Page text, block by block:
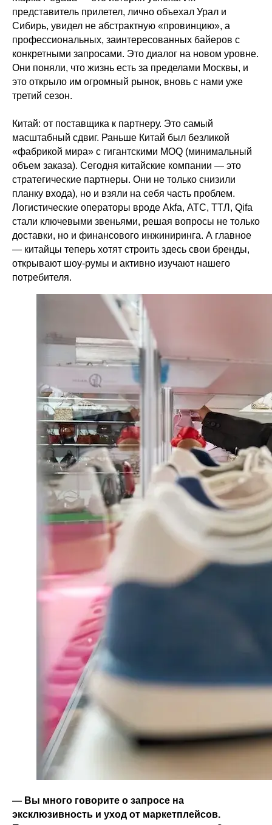
представитель прилетел, лично объехал Урал и
Сибирь, увидел не абстрактную «провинцию», а
профессиональных, заинтересованных байеров с
конкретными запросами. Это диалог на новом уровне.
Они поняли, что жизнь есть за пределами Москвы, и
это открыло им огромный рынок, вновь с нами уже
третий сезон.
Китай: от поставщика к партнеру. Это самый
масштабный сдвиг. Раньше Китай был безликой
«фабрикой мира» с гигантскими MOQ (минимальный
объем заказа). Сегодня китайские компании — это
стратегические партнеры. Они не только снизили
планку входа), но и взяли на себя часть проблем.
Логистические операторы вроде Akfa, АТС, ТТЛ, Qifa
стали ключевыми звеньями, решая вопросы не только
доставки, но и финансового инжиниринга. А главное
— китайцы теперь хотят строить здесь свои бренды,
открывают шоу-румы и активно изучают нашего
потребителя.
— Вы много говорите о запросе на
эксклюзивность и уход от маркетплейсов.